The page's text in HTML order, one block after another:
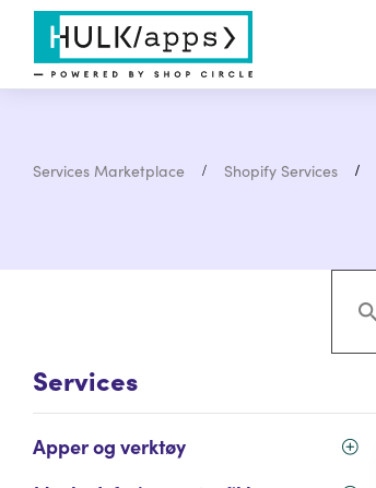
Services Marketplace Shopify Services
Services
Apper og verktøy